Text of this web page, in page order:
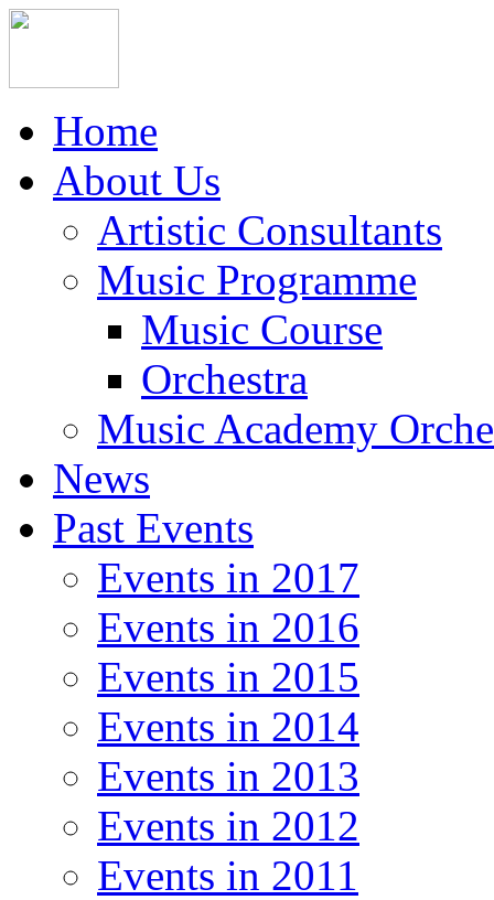
Home
About Us
Artistic Consultants
Music Programme
Music Course
Orchestra
Music Academy
News
Past Events
Events in 2017
Events in 2016
Events in 2015
Events in 2014
Events in 2013
Events in 2012
Events in 2011